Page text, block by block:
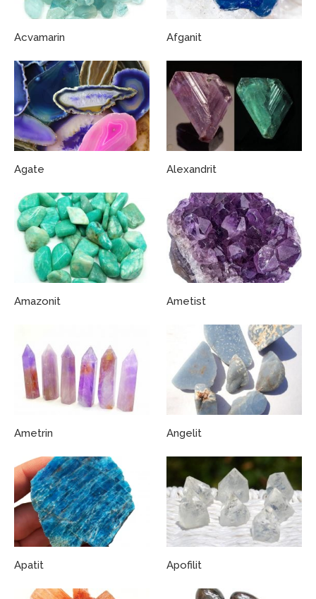
Acvamarin Afganit
Agate Alexandrit
Amazonit Ametist
Ametrin Angelit
Apatit Apofilit